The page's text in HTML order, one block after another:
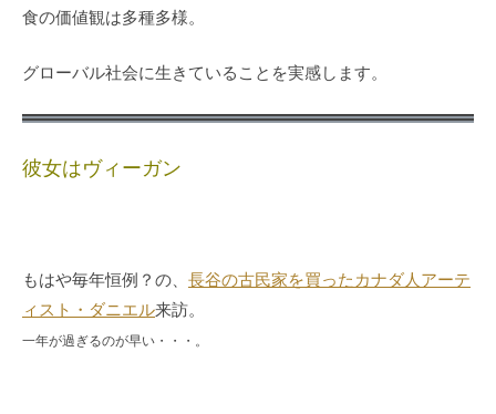
食の価値観は多種多様。
グローバル社会に生きていることを実感します。
彼女はヴィーガン
もはや毎年恒例？の、 長谷の古民家を買ったカナダ人アーテ
ィスト・ダニエル来訪。
一年が過ぎるのが早い・・・。